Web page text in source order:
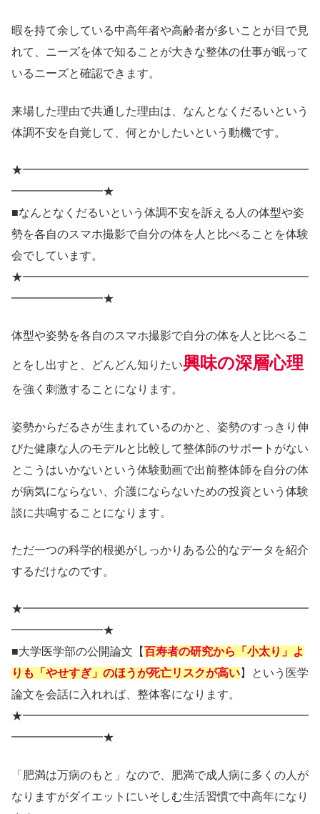
暇を持て余している中高年者や高齢者が多いことが目で見
れて、ニーズを体で知ることが大きな整体の仕事が眠って
いるニーズと確認できます。
来場した理由で共通した理由は、なんとなくだるいという
体調不安を自覚して、何とかしたいという動機です。
★━━━━━━━━━━━━━━━━━━━━━━━━━
━━━━━━━━★
■なんとなくだるいという体調不安を訴える人の体型や姿
勢を各自のスマホ撮影で自分の体を人と比べることを体験
会でしています。
★━━━━━━━━━━━━━━━━━━━━━━━━━
━━━━━━━━★
体型や姿勢を各自のスマホ撮影で自分の体を人と比べるこ
とをし出すと、どんどん知りたい興味の深層心理
を強く刺激することになります。
姿勢からだるさが生まれているのかと、姿勢のすっきり伸
びた健康な人のモデルと比較して整体師のサポートがない
とこうはいかないという体験動画で出前整体師を自分の体
が病気にならない、介護にならないための投資という体験
談に共鳴することになります。
ただ一つの科学的根拠がしっかりある公的なデータを紹介
するだけなのです。
★━━━━━━━━━━━━━━━━━━━━━━━━━
━━━━━━━━★
■大学医学部の公開論文【 百寿者の研究から「小太り」よ
りも「やせすぎ」のほうが死亡リスクが高い】という医学
論文を会話に入れれば、整体客になります。
★━━━━━━━━━━━━━━━━━━━━━━━━━
━━━━━━━━★
「肥満は万病のもと」なので、肥満で成人病に多くの人が
なりますがダイエットにいそしむ生活習慣で中高年になり